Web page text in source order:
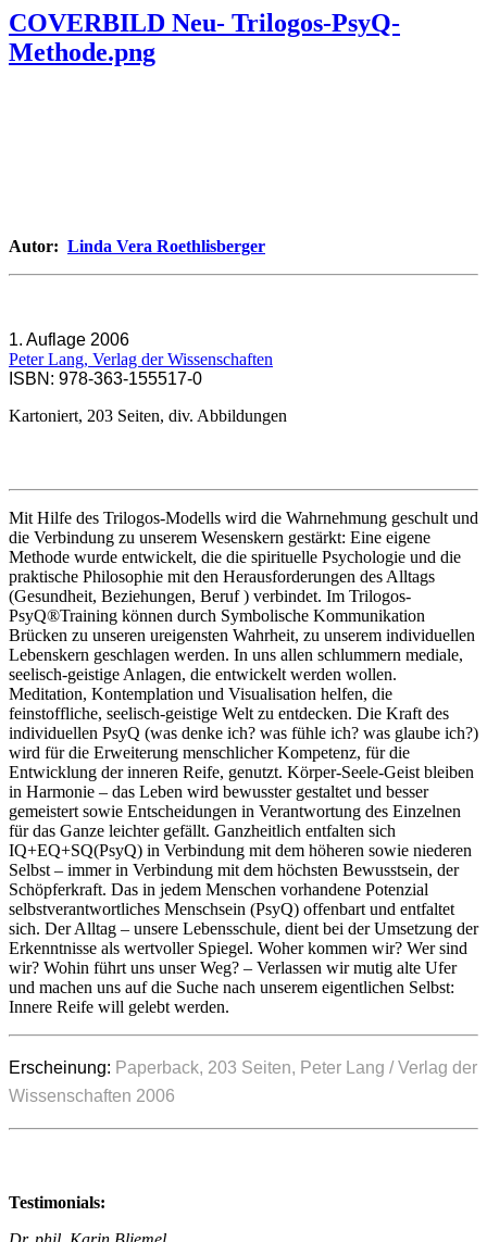
COVERBILD Neu- Trilogos-PsyQ-
Methode.png
Autor: Linda Vera Roethlisberger
1. Auflage 2006
Peter Lang, Verlag der Wissenschaften
ISBN: 978-363-155517-0
Kartoniert, 203 Seiten, div. Abbildungen
Mit Hilfe des Trilogos-Modells wird die Wahrnehmung geschult und
die Verbindung zu unserem Wesenskern gestärkt: Eine eigene
Methode wurde entwickelt, die die spirituelle Psychologie und die
praktische Philosophie mit den Herausforderungen des Alltags
(Gesundheit, Beziehungen, Beruf ) verbindet. Im Trilogos-
PsyQ®Training können durch Symbolische Kommunikation
Brücken zu unseren ureigensten Wahrheit, zu unserem individuellen
Lebenskern geschlagen werden. In uns allen schlummern mediale,
seelisch-geistige Anlagen, die entwickelt werden wollen.
Meditation, Kontemplation und Visualisation helfen, die
feinstoffliche, seelisch-geistige Welt zu entdecken. Die Kraft des
individuellen PsyQ (was denke ich? was fühle ich? was glaube ich?)
wird für die Erweiterung menschlicher Kompetenz, für die
Entwicklung der inneren Reife, genutzt. Körper-Seele-Geist bleiben
in Harmonie – das Leben wird bewusster gestaltet und besser
gemeistert sowie Entscheidungen in Verantwortung des Einzelnen
für das Ganze leichter gefällt. Ganzheitlich entfalten sich
IQ+EQ+SQ(PsyQ) in Verbindung mit dem höheren sowie niederen
Selbst – immer in Verbindung mit dem höchsten Bewusstsein, der
Schöpferkraft. Das in jedem Menschen vorhandene Potenzial
selbstverantwortliches Menschsein (PsyQ) offenbart und entfaltet
sich. Der Alltag – unsere Lebensschule, dient bei der Umsetzung der
Erkenntnisse als wertvoller Spiegel. Woher kommen wir? Wer sind
wir? Wohin führt uns unser Weg? – Verlassen wir mutig alte Ufer
und machen uns auf die Suche nach unserem eigentlichen Selbst:
Innere Reife will gelebt werden.
Erscheinung: Paperback, 203 Seiten, Peter Lang / Verlag der
Wissenschaften 2006
Testimonials: